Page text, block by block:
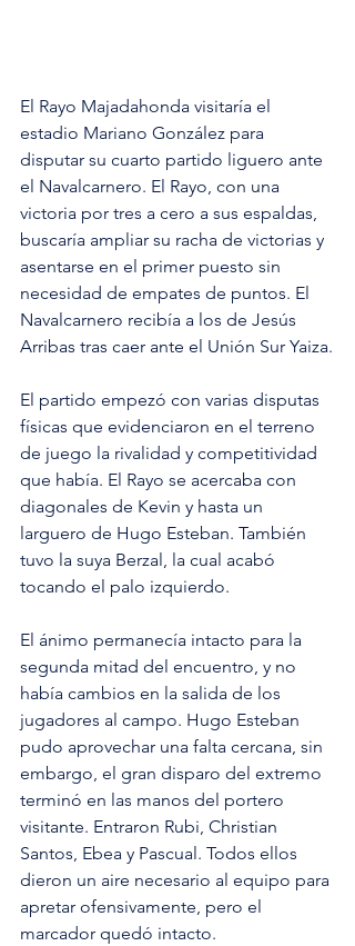
El Rayo Majadahonda visitaría el
estadio Mariano González para
disputar su cuarto partido liguero ante
el Navalcarnero. El Rayo, con una
victoria por tres a cero a sus espaldas,
buscaría ampliar su racha de victorias y
asentarse en el primer puesto sin
necesidad de empates de puntos. El
Navalcarnero recibía a los de Jesús
Arribas tras caer ante el Unión Sur Yaiza.
El partido empezó con varias disputas
físicas que evidenciaron en el terreno
de juego la rivalidad y competitividad
que había. El Rayo se acercaba con
diagonales de Kevin y hasta un
larguero de Hugo Esteban. También
tuvo la suya Berzal, la cual acabó
tocando el palo izquierdo.
El ánimo permanecía intacto para la
segunda mitad del encuentro, y no
había cambios en la salida de los
jugadores al campo. Hugo Esteban
pudo aprovechar una falta cercana, sin
embargo, el gran disparo del extremo
terminó en las manos del portero
visitante. Entraron Rubi, Christian
Santos, Ebea y Pascual. Todos ellos
dieron un aire necesario al equipo para
apretar ofensivamente, pero el
marcador quedó intacto.